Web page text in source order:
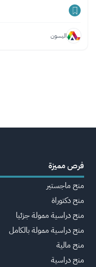
اليسون
فرص مميزة
منح ماجستير
منح دكتوراة
منح دراسية ممولة جزئيا
منح دراسية ممولة بالكامل
منح مالية
منح دراسية